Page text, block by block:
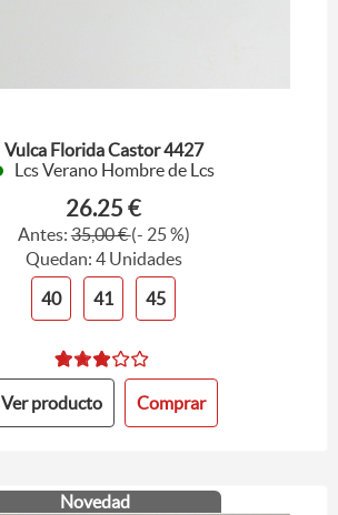
Vulca Florida Castor 4427
Lcs Verano Hombre de Lcs
26.25 €
Antes:35,00 €(- 25 %)
Quedan: 4 Unidades
40
41 45
Ver producto Comprar
Novedad